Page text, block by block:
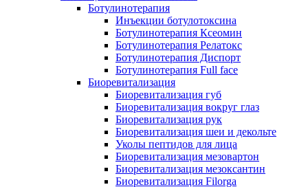
Ботулинотерапия
Инъекции ботулотоксина
Ботулинотерапия Ксеомин
Ботулинотерапия Релатокс
Ботулинотерапия Диспорт
Ботулинотерапия Full face
Биоревитализация
Биоревитализация губ
Биоревитализация вокруг глаз
Биоревитализация рук
Биоревитализация шеи и декольте
Уколы пептидов для лица
Биоревитализация мезовартон
Биоревитализация мезоксантин
Биоревитализация Filorga